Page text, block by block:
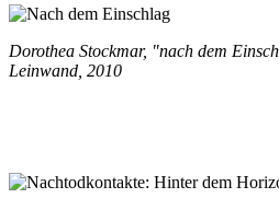
Dorothea Stockmar, "nach dem
Leinwand, 2010